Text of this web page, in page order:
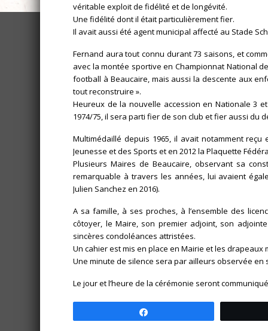
véritable exploit de fidélité et de longévité.
Une fidélité dont il était particulièrement fier.
Il avait aussi été agent municipal affecté au Stade
Fernand aura tout connu durant 73 saisons, et
avec la montée sportive en Championnat National
football à Beaucaire, mais aussi la descente aux
tout reconstruire ».
Heureux de la nouvelle accession en Nationale 3
1974/75, il sera parti fier de son club et fier aussi du
Multimédaillé depuis 1965, il avait notamment reçu
Jeunesse et des Sports et en 2012 la Plaquette
Plusieurs Maires de Beaucaire, observant sa
remarquable à travers les années, lui avaient
Julien Sanchez en 2016).
A sa famille, à ses proches, à l’ensemble des
côtoyer, le Maire, son premier adjoint, son
sincères condoléances attristées.
Un cahier est mis en place en Mairie et les drapeaux
Une minute de silence sera par ailleurs observée
Le jour et l’heure de la cérémonie seront